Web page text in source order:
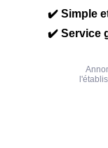
✔️ Simple
✔️ Service